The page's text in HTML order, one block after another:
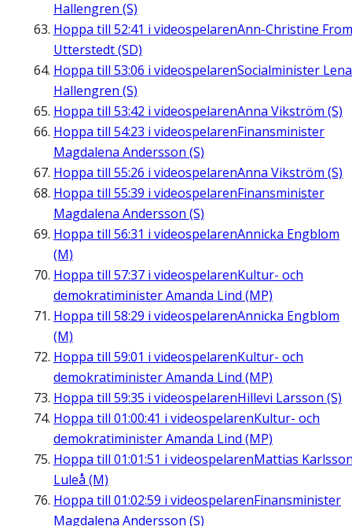
Hallengren (S)
Hoppa till 52:41 i videospelarenAnn-Christine From
Utterstedt (SD)
Hoppa till 53:06 i videospelarenSocialminister Lena
Hallengren (S)
Hoppa till 53:42 i videospelarenAnna Vikström (S)
Hoppa till 54:23 i videospelarenFinansminister
Magdalena Andersson (S)
Hoppa till 55:26 i videospelarenAnna Vikström (S)
Hoppa till 55:39 i videospelarenFinansminister
Magdalena Andersson (S)
Hoppa till 56:31 i videospelarenAnnicka Engblom
(M)
Hoppa till 57:37 i videospelarenKultur- och
demokratiminister Amanda Lind (MP)
Hoppa till 58:29 i videospelarenAnnicka Engblom
(M)
Hoppa till 59:01 i videospelarenKultur- och
demokratiminister Amanda Lind (MP)
Hoppa till 59:35 i videospelarenHillevi Larsson (S)
Hoppa till 01:00:41 i videospelarenKultur- och
demokratiminister Amanda Lind (MP)
Hoppa till 01:01:51 i videospelarenMattias
Luleå (M)
Hoppa till 01:02:59 i videospelarenFinansminister
Magdalena Andersson (S)